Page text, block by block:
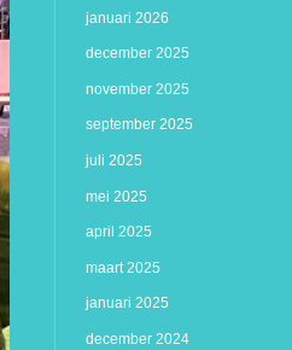
januari 2026
december 2025
november 2025
september 2025
juli 2025
mei 2025
april 2025
maart 2025
januari 2025
december 2024